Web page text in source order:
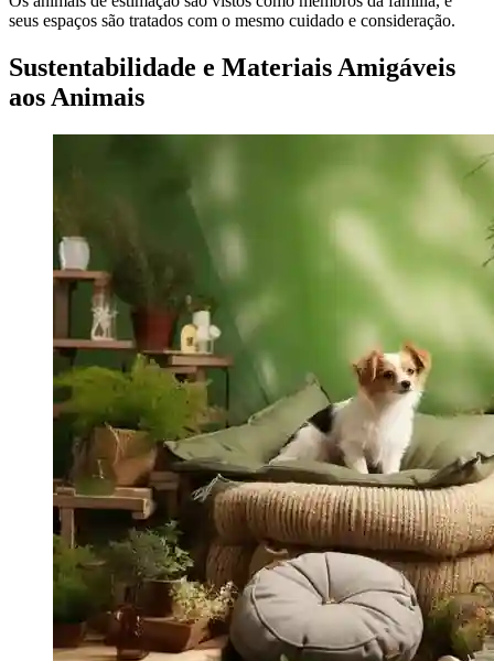
seus espaços são tratados com o mesmo cuidado e consideração.
Sustentabilidade e Materiais Amigáveis
aos Animais